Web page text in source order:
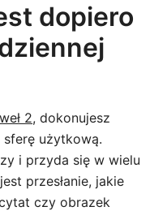
dopiero
2, dokonujesz
użytkową.
i przyda się w wielu
przesłanie, jakie
czy obrazek